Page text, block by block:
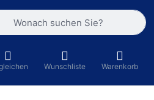
Sie einen Suchbegriff ein.
Wunschliste Warenkorb